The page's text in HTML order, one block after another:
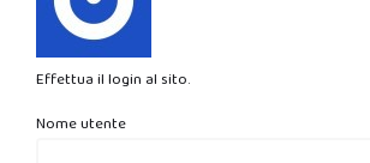
Effettua il login al sito.
Nome utente